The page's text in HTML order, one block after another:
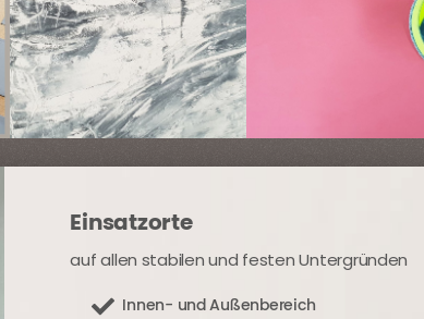
Einsatzorte
auf allen stabilen und festen Untergründen
Innen- und Außenbereich